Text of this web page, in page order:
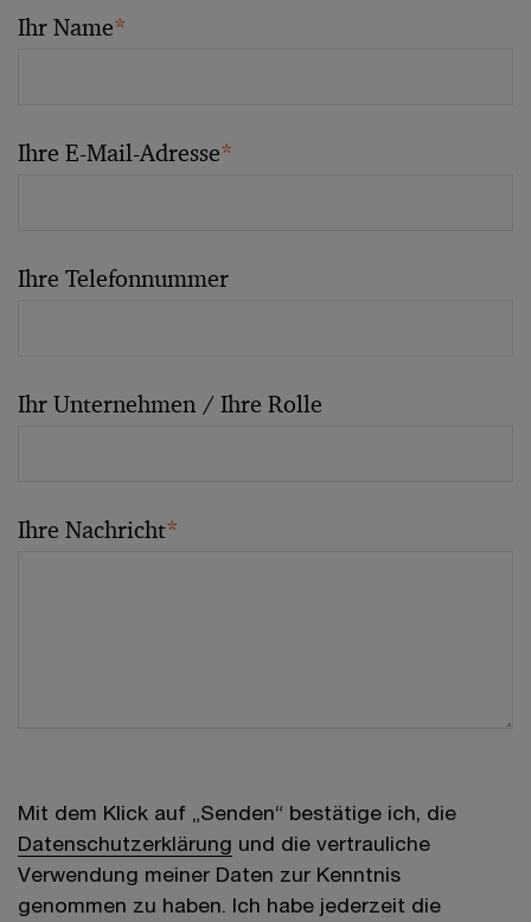
Ihr Name*
Ihre E-Mail-Adresse*
Ihre Telefonnummer
Ihr Unternehmen / Ihre Rolle
Ihre Nachricht*
Mit dem Klick auf „Senden“ bestätige ich, die
Datenschutzerklärung und die vertrauliche
Verwendung meiner Daten zur Kenntnis
genommen zu haben. Ich habe jederzeit die